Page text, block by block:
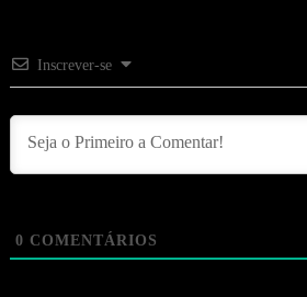
Inscrever-se
0 COMENTÁRIOS